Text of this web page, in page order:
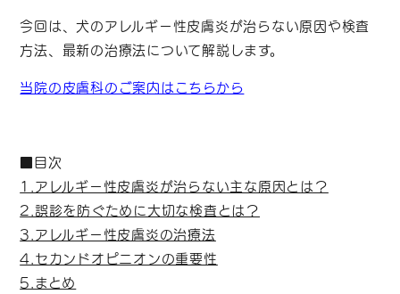
今回は、犬のアレルギー性皮膚炎が治らない原因や検査
方法、最新の治療法について解説します。
当院の皮膚科のご案内はこちらから
■目次
1.アレルギー性皮膚炎が治らない主な原因とは？
2.誤診を防ぐために大切な検査とは？
3.アレルギー性皮膚炎の治療法
4.セカンドオピニオンの重要性
5.まとめ